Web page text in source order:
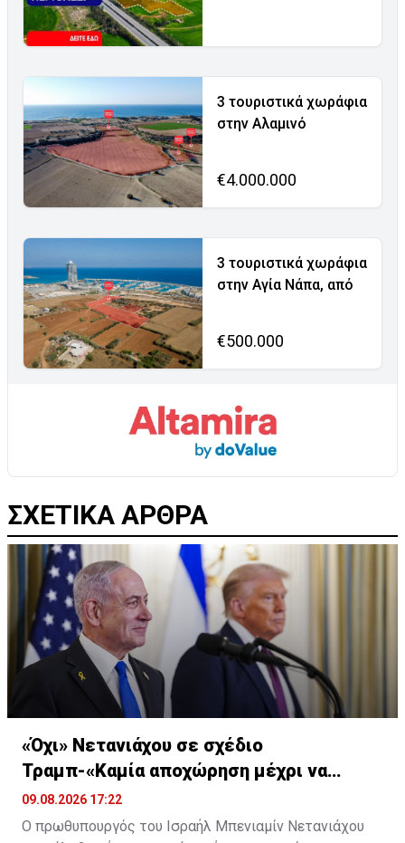
3 τουριστικά χωράφια
στην Αλαμινό
€4.000.000
3 τουριστικά χωράφια
στην Αγία Νάπα, από
€500.000
ΣΧΕΤΙΚΑ ΑΡΘΡΑ
«Όχι» Νετανιάχου σε σχέδιο
Τραμπ-«Καμία αποχώρηση μέχρι να
αφοπλιστεί η Χαμάς»
09.08.2026 17:22
Ο πρωθυπουργός του Ισραήλ Μπενιαμίν Νετανιάχου